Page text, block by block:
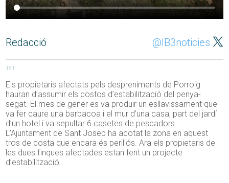
Redacció @IB3noticies
181
Els propietaris afectats pels despreniments de Porroig
hauran d’assumir els costos d’estabilització del penya-
segat. El mes de gener es va produir un esllavissament que
va fer caure una barbacoa i el mur d’una casa, part del jardí
d’un hotel i va sepultar 6 casetes de pescadors.
L’Ajuntament de Sant Josep ha acotat la zona en aquest
tros de costa que encara és perillós. Ara els propietaris de
les dues finques afectades estan fent un projecte
d’estabilització.